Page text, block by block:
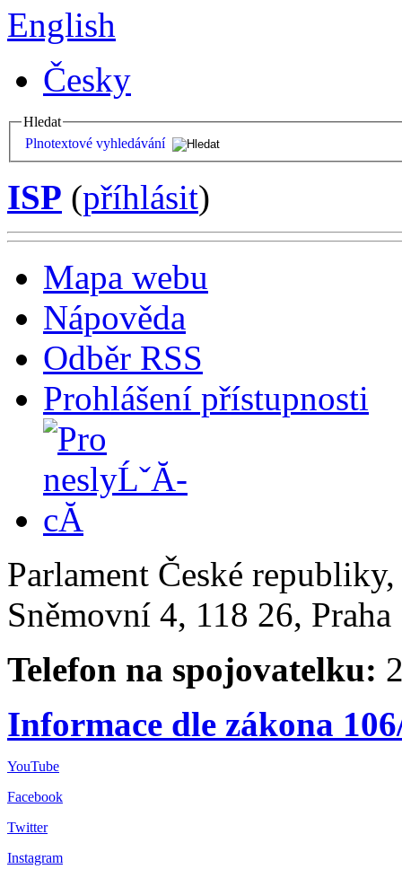
English
Česky
Hledat
Plnotextové vyhledávání
ISP (příhlásit)
Mapa webu
Nápověda
Odběr RSS
Prohlášení přístupnosti
Parlament České
Sněmovní 4, 118 26,
Telefon na spojovatelku:
Informace dle zákona
YouTube
Facebook
Twitter
Instagram